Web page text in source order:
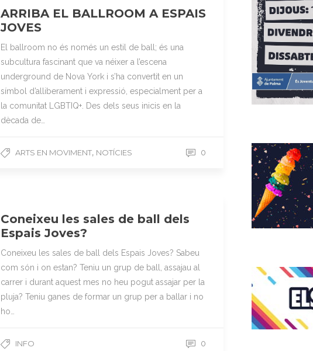
ARRIBA EL BALLROOM A ESPAIS
JOVES
El ballroom no és només un estil de ball; és una
subcultura fascinant que va néixer a l’escena
underground de Nova York i s’ha convertit en un
símbol d’alliberament i expressió, especialment per a
la comunitat LGBTIQ+. Des dels seus inicis en la
dècada de…
ARTS EN MOVIMENT, NOTÍCIES 0
Coneixeu les sales de ball dels
Espais Joves?
Coneixeu les sales de ball dels Espais Joves? Sabeu
com són i on estan? Teniu un grup de ball, assajau al
carrer i durant aquest mes no heu pogut assajar per la
pluja? Teniu ganes de formar un grup per a ballar i no
ho…
INFO 0